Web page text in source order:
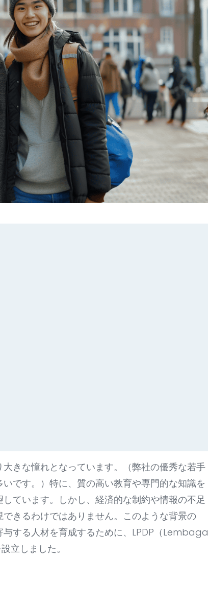
きな憧れとなっています。（弊社の優秀な若手
です。）特に、質の高い教育や専門的な知識を
ています。しかし、経済的な制約や情報の不足
きるわけではありません。このような背景の
する人材を育成するために、LPDP（Lembaga
しました。